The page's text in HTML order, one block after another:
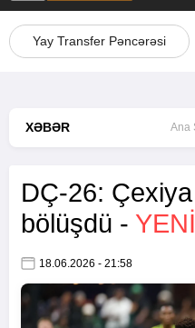
Yay Transfer Pəncərəsi
XƏBƏR Ana
DÇ-26:
bölüşdü -
18.06.2026 - 21:58